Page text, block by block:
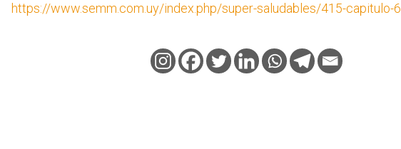
https://www.semm.com.uy/index.php/super-saludables/415-capitulo-6